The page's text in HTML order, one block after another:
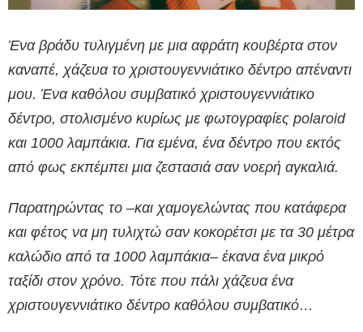
Ένα βράδυ τυλιγμένη με μια αφράτη κουβέρτα στον
καναπέ, χάζευα το χριστουγεννιάτικο δέντρο απέναντι
μου. Ένα καθόλου συμβατικό χριστουγεννιάτικο
δέντρο, στολισμένο κυρίως με φωτογραφίες polaroid
και 1000 λαμπάκια. Για εμένα, ένα δέντρο που εκτός
από φως εκπέμπει μια ζεστασιά σαν νοερή αγκαλιά.
Παρατηρώντας το –και χαμογελώντας που κατάφερα
και φέτος να μη τυλιχτώ σαν κοκορέτσι με τα 30 μέτρα
καλώδιο από τα 1000 λαμπάκια– έκανα ένα μικρό
ταξίδι στον χρόνο. Τότε που πάλι χάζευα ένα
χριστουγεννιάτικο δέντρο καθόλου συμβατικό…